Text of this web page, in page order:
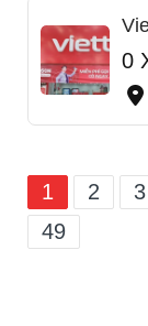
0
1 2 3
49